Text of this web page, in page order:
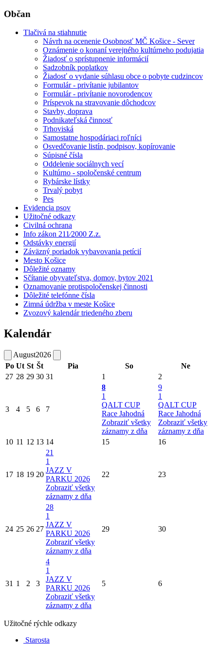
Občan
Tlačivá na stiahnutie
Návrh na ocenenie Osobnosť MČ Košice - Sever
Oznámenie o konaní verejného kultúrneho podujatia
Žiadosť o sprístupnenie informácií
Sadzobník poplatkov
Žiadosť o vydanie súhlasu obce o pobyte cudzincov
Formulár - privítanie jubilantov
Formulár - privítanie novorodencov
Príspevok na stravovanie dôchodcov
Stavby, doprava
Podnikateľská činnosť
Trhoviská
Samostatne hospodáriaci roľníci
Osvedčovanie listín, podpisov, kopírovanie
Súpisné čísla
Oddelenie sociálnych vecí
Kultúrno - spoločenské centrum
Rybárske lístky
Trvalý pobyt
Pes
Evidencia psov
Užitočné odkazy
Civilná ochrana
Info zákon 211⁄2000 Z.z.
Odstávky energií
Záväzný poriadok vybavovania petícií
Mesto Košice
Dôležité oznamy
Sčítanie obyvateľstva, domov, bytov 2021
Oznamovanie protispoločenskej činnosti
Dôležité telefónne čísla
Zimná údržba v meste Košice
Zvozový kalendár triedeného zberu
Kalendár
August2026
Po Ut St Št Pia So
Ne
27 28 29 30 31 1 2
3 4 5 6 7
8
1
QALT CUP
Race Jahodná
Zobraziť všetky
záznamy z dňa
9
1
QALT CUP
Race Jahodná
Zobraziť všetky
záznamy z dňa
10 11 12 13 14 15 16
17 18 19 20
21
1
JAZZ V
PARKU 2026
Zobraziť všetky
záznamy z dňa
22 23
24 25 26 27
28
1
JAZZ V
PARKU 2026
Zobraziť všetky
záznamy z dňa
29 30
31 1 2 3
4
1
JAZZ V
PARKU 2026
Zobraziť všetky
záznamy z dňa
5 6
Užitočné rýchle odkazy
Starosta